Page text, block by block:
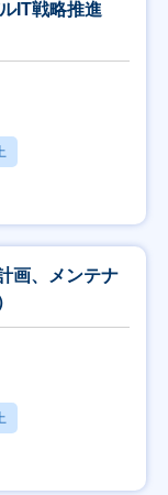
IT戦略推進
画、メンテナ